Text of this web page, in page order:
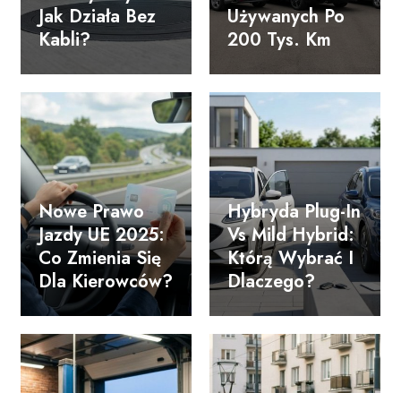
Jak Działa Bez
Kabli?
Używanych Po
200 Tys. Km
Nowe Prawo
Jazdy UE 2025:
Co Zmienia Się
Dla Kierowców?
Hybryda Plug-In
Vs Mild Hybrid:
Którą Wybrać I
Dlaczego?